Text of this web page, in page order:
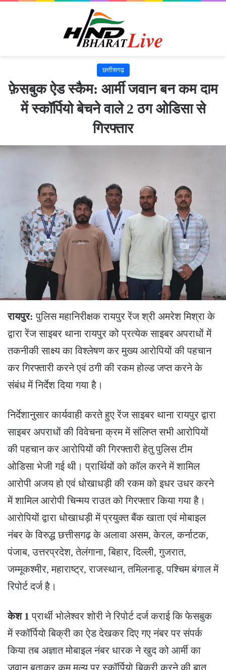
छत्तीसगढ़
फ़ेसबुक ऐड स्कैम: आर्मी जवान बन कम दाम
में स्कॉर्पियो बेचने वाले 2 ठग ओडिसा से
गिरफ्तार
रायपुर: पुलिस महानिरीक्षक रायपुर रेंज श्री अमरेश मिश्रा के
द्वारा रेंज साइबर थाना रायपुर को प्रत्येक साइबर अपराधों में
तकनीकी साक्ष्य का विश्लेषण कर मुख्य आरोपियों की पहचान
कर गिरफ्तारी करने एवं ठगी की रकम होल्ड जप्त करने के
संबंध में निर्देश दिया गया है।
निर्देशानुसार कार्यवाही करते हुए रेंज साइबर थाना रायपुर द्वारा
साइबर अपराधों की विवेचना क्रम में संलिप्त सभी आरोपियों
की पहचान कर आरोपियों की गिरफ्तारी हेतु पुलिस टीम
ओडिसा भेजी गई थी। प्रार्थियों को कॉल करने में शामिल
आरोपी अजय हो एवं धोखाधड़ी की रकम को इधर उधर करने
में शामिल आरोपी चिन्मय राउत को गिरफ्तार किया गया है।
आरोपियों द्वारा धोखाधड़ी में प्रयुक्त बैंक खाता एवं मोबाइल
नंबर के विरुद्ध छत्तीसगढ़ के अलावा असम, केरल, कर्नाटक,
पंजाब, उत्तरप्रदेश, तेलंगाना, बिहार, दिल्ली, गुजरात,
जम्मूकश्मीर, महाराष्ट्र, राजस्थान, तमिलनाडृ, पश्चिम बंगाल में
रिपोर्ट दर्ज है।
केश 1 प्रार्थी भोलेश्वर शोरी ने रिपोर्ट दर्ज कराई कि फेसबुक
में स्कॉर्पियो बिक्री का ऐड देखकर दिए गए नंबर पर संपर्क
किया तब अज्ञात मोबाइल नंबर धारक ने खुद को आर्मी का
जवान बताकर कम मूल्य पर स्कॉर्पियो बिक्री करने की बात